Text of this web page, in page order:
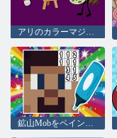
アリのカラーマジック
鉱山Mobをペイントする